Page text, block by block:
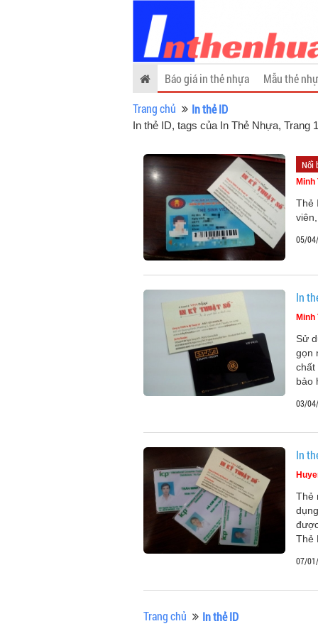
Báo giá in thẻ nhựa Mẫu thẻ
Trang chủ
In thẻ ID
In thẻ ID, tags của In Thẻ Nhựa, Trang 1
Nổi
Minh
Thẻ
05/
In
Minh
Sử
gọn
chất
bảo
03/
In
Thẻ
Thẻ
07/
Trang chủ In thẻ ID